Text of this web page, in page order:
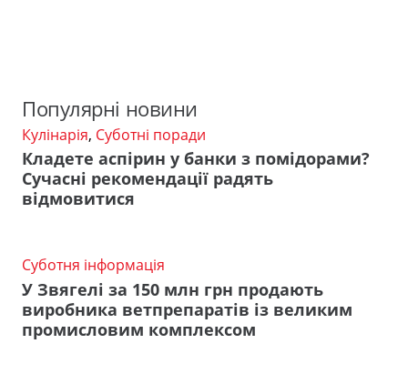
Популярні новини
Кулінарія, Суботні поради
Кладете аспірин у банки з помідорами?
Сучасні рекомендації радять
відмовитися
Суботня інформація
У Звягелі за 150 млн грн продають
виробника ветпрепаратів із великим
промисловим комплексом